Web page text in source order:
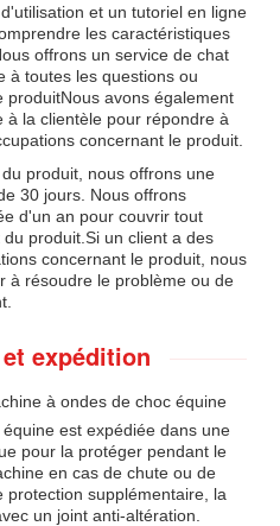
et un tutoriel en ligne
les caractéristiques
offrons un service de chat
à toutes les questions ou
produitNous avons également
à la clientèle pour répondre à
concernant le produit.
produit, nous offrons une
30 jours. Nous offrons
d'un an pour couvrir tout
produit.Si un client a des
concernant le produit, nous
à résoudre le problème ou de
expédition
à ondes de choc équine
est expédiée dans une
pour la protéger pendant le
en cas de chute ou de
protection supplémentaire, la
un joint anti-altération.